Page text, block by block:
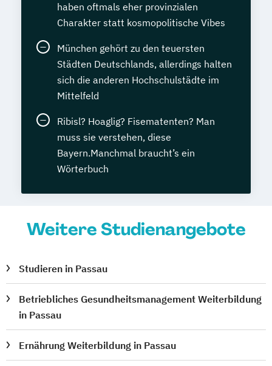
haben oftmals eher provinzialen
Charakter statt kosmopolitische Vibes
München gehört zu den teuersten
Städten Deutschlands, allerdings halten
sich die anderen Hochschulstädte im
Mittelfeld
Ribisl? Hoaglig? Fisematenten? Man
muss sie verstehen, diese
Bayern.Manchmal braucht’s ein
Wörterbuch
Weitere Studienangebote
Studieren in Passau
Betriebliches Gesundheitsmanagement Weiterbildung
in Passau
Ernährung Weiterbildung in Passau